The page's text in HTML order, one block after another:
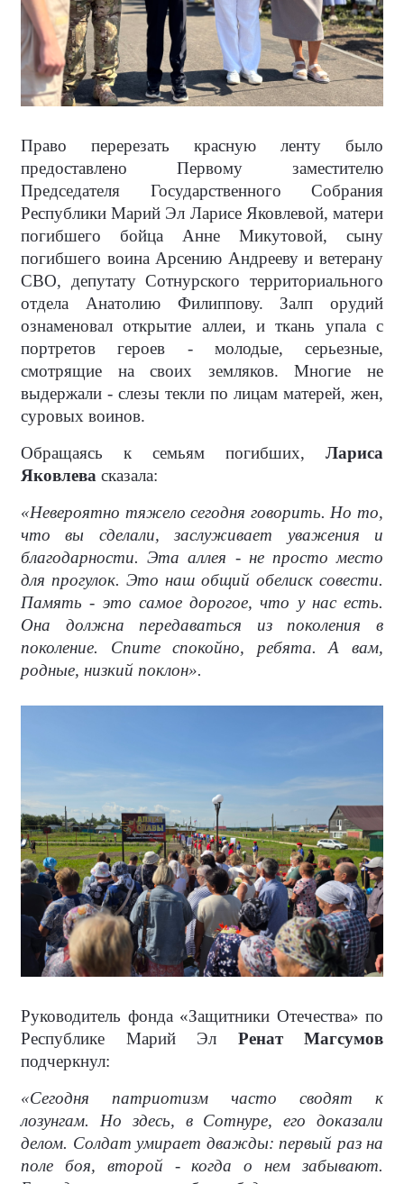
Право перерезать красную ленту было
предоставлено Первому заместителю
Председателя Государственного Собрания
Республики Марий Эл Ларисе Яковлевой, матери
погибшего бойца Анне Микутовой, сыну
погибшего воина Арсению Андрееву и ветерану
СВО, депутату Сотнурского территориального
отдела Анатолию Филиппову. Залп орудий
ознаменовал открытие аллеи, и ткань упала с
портретов героев - молодые, серьезные,
смотрящие на своих земляков. Многие не
выдержали - слезы текли по лицам матерей, жен,
суровых воинов.
Обращаясь к семьям погибших, Лариса
Яковлева сказала:
«Невероятно тяжело сегодня говорить. Но то,
что вы сделали, заслуживает уважения и
благодарности. Эта аллея - не просто место
для прогулок. Это наш общий обелиск совести.
Память - это самое дорогое, что у нас есть.
Она должна передаваться из поколения в
поколение. Спите спокойно, ребята. А вам,
родные, низкий поклон».
Руководитель фонда «Защитники Отечества» по
Республике Марий Эл Ренат Магсумов
подчеркнул:
«Сегодня патриотизм часто сводят к
лозунгам. Но здесь, в Сотнуре, его доказали
делом. Солдат умирает дважды: первый раз на
поле боя, второй - когда о нем забывают.